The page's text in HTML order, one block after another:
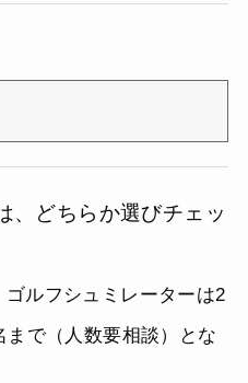
、どちらか選びチェッ
ルフシュミレーターは2
で（人数要相談）とな